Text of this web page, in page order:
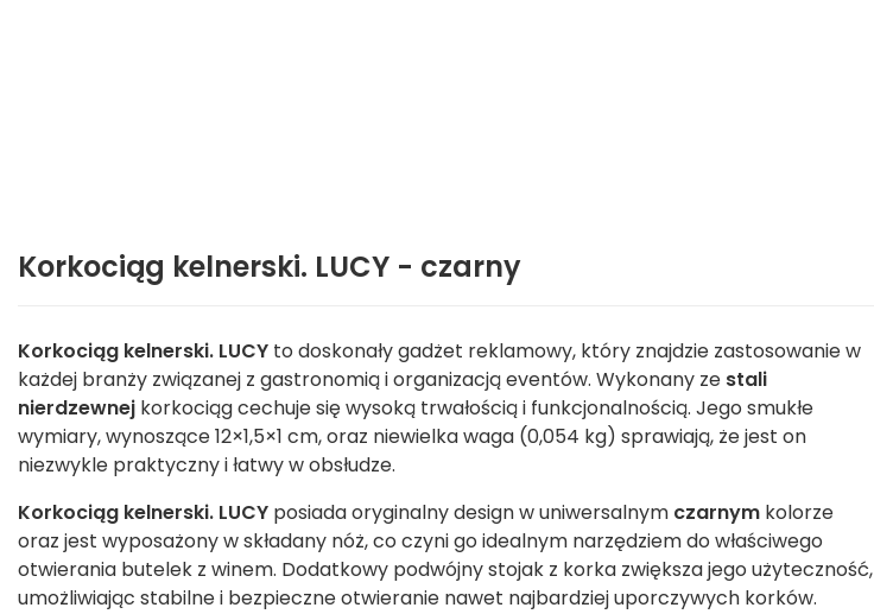
Korkociąg kelnerski. LUCY - czarny
Korkociąg kelnerski. LUCY to doskonały gadżet reklamowy, który znajdzie zastosowanie w
każdej branży związanej z gastronomią i organizacją eventów. Wykonany ze stali
nierdzewnej korkociąg cechuje się wysoką trwałością i funkcjonalnością. Jego smukłe
wymiary, wynoszące 12×1,5×1 cm, oraz niewielka waga (0,054 kg) sprawiają, że jest on
niezwykle praktyczny i łatwy w obsłudze.
Korkociąg kelnerski. LUCY posiada oryginalny design w uniwersalnym czarnym kolorze
oraz jest wyposażony w składany nóż, co czyni go idealnym narzędziem do właściwego
otwierania butelek z winem. Dodatkowy podwójny stojak z korka zwiększa jego użyteczność,
umożliwiając stabilne i bezpieczne otwieranie nawet najbardziej uporczywych korków.